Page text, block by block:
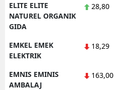
ELITE ELITE
NATUREL ORGANIK
GIDA
28,80
EMKEL EMEK
ELEKTRIK
18,29
EMNIS EMINIS
AMBALAJ
163,00